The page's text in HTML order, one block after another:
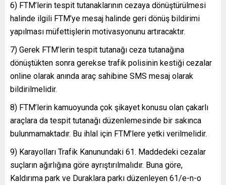
6) FTM’lerin tespit tutanaklarının cezaya dönüştürülmesi
halinde ilgili FTM’ye mesaj halinde geri dönüş bildirimi
yapılması müfettişlerin motivasyonunu artıracaktır.
7) Gerek FTM’lerin tespit tutanağı ceza tutanağına
dönüştükten sonra gerekse trafik polisinin kestiği cezalar
online olarak anında araç sahibine SMS mesaj olarak
bildirilmelidir.
8) FTM’lerin kamuoyunda çok şikayet konusu olan çakarlı
araçlara da tespit tutanağı düzenlemesinde bir sakınca
bulunmamaktadır. Bu ihlal için FTM’lere yetki verilmelidir.
9) Karayolları Trafik Kanunundaki 61. Maddedeki cezalar
suçların ağırlığına göre ayrıştırılmalıdır. Buna göre,
Kaldırıma park ve Duraklara parkı düzenleyen 61/e-n-o